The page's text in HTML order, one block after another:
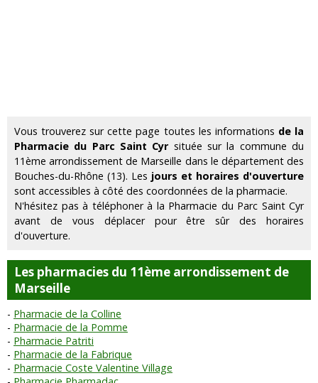
Vous trouverez sur cette page toutes les informations de la
Pharmacie du Parc Saint Cyrsituée sur la commune du
11ème arrondissement de Marseille dans le département des
Bouches-du-Rhône (13). Les jours et horaires d'ouverture
sont accessibles à côté des coordonnées de la pharmacie.
N'hésitez pas à téléphoner à la Pharmacie du Parc Saint Cyr
avant de vous déplacer pour être sûr des horaires
d'ouverture.
Les pharmacies du 11ème arrondissement de
Marseille
Pharmacie de la Colline
Pharmacie de la Pomme
Pharmacie Patriti
Pharmacie de la Fabrique
Pharmacie Coste Valentine Village